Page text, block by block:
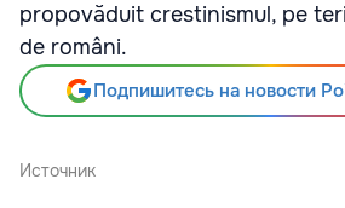
propovăduit crestinismul, pe
de români.
Подпишитесь на новости
Источник